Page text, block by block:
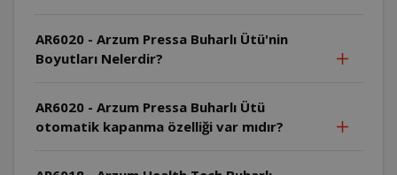
AR6020 - Arzum Pressa Buharlı Ütü'nin
Boyutları Nelerdir?
AR6020 - Arzum Pressa Buharlı Ütü
otomatik kapanma özelliği var mıdır?